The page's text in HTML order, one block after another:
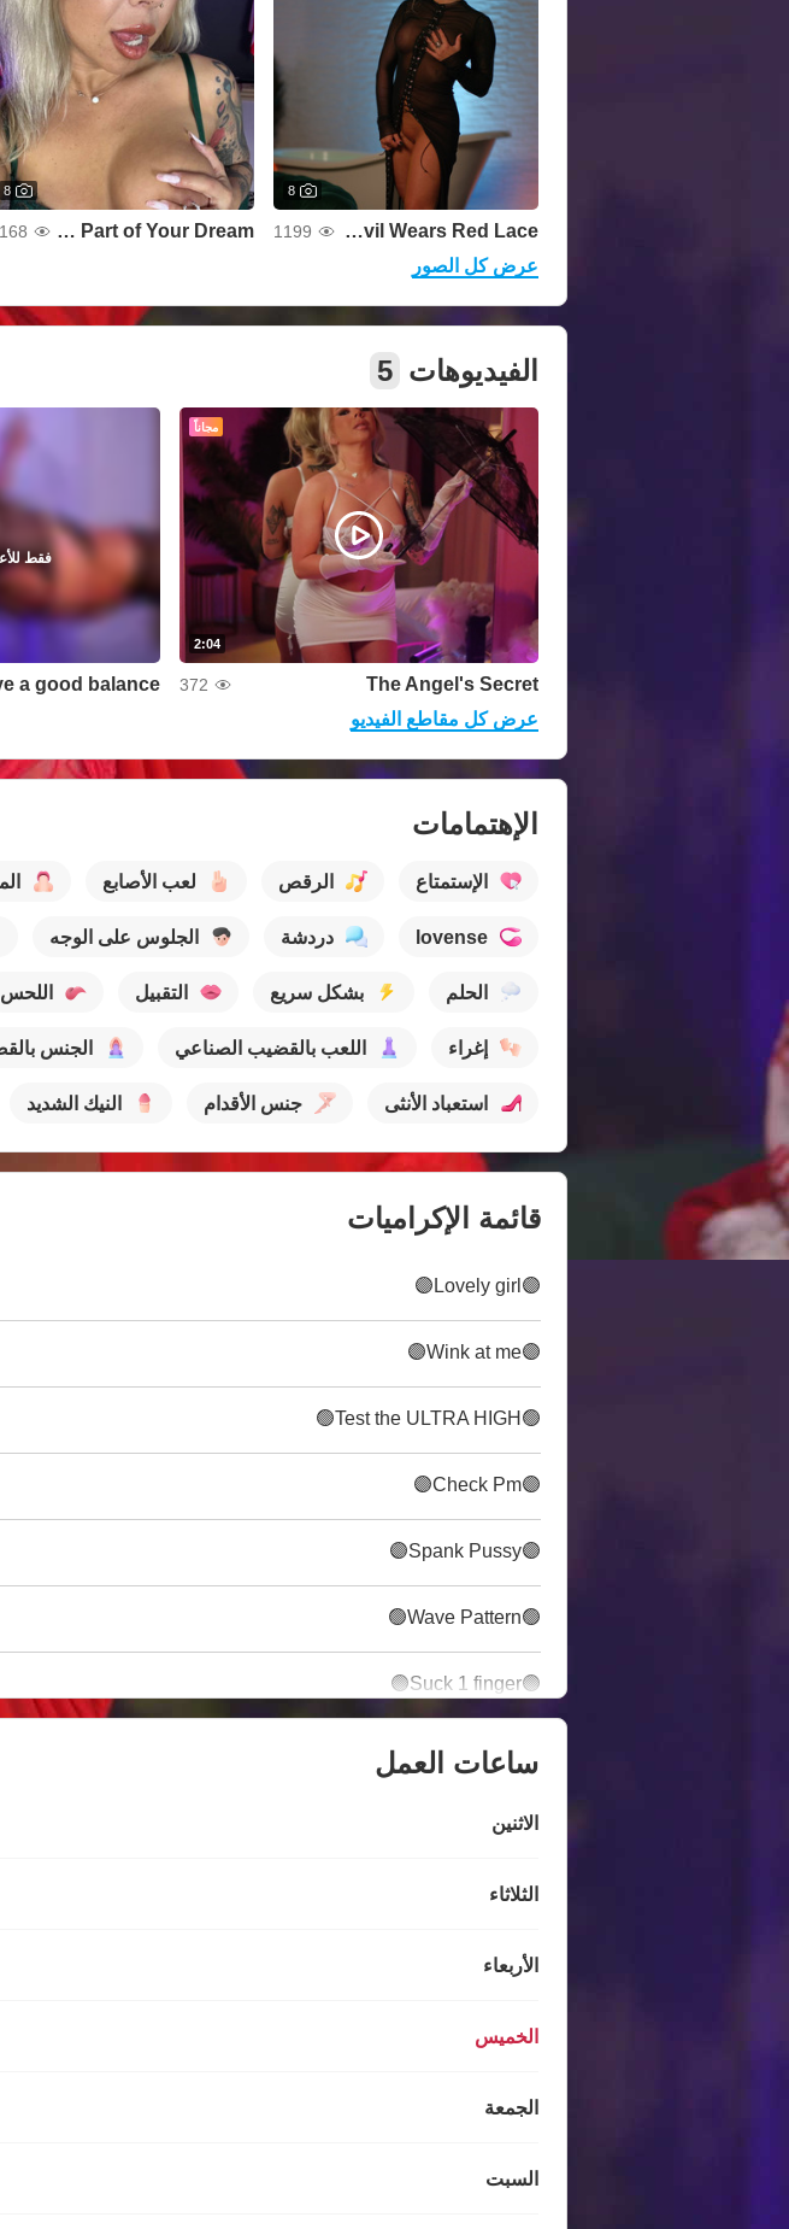
8
The Devil Wears Red Lace
1199
8
The Best Part of Your Dream
عرض كل الصور
الفيديوهات 5
مجاناً
2:04
The Angel's Secret
372
فقط
a good balance
عرض كل مقاطع الفيديو
الإهتمامات
الإستمتاع الرقص لعب الأصابع
lovense دردشة الجلوس على الوجه
الحلم بشكل سريع التقبيل اللحس
إغراء اللعب بالقضيب الصناعي الجنس
استعباد الأنثى جنس الأقدام النيك الشديد
قائمة الإكراميات
🟣Lovely girl🟣
🟣Wink at me🟣
🟢Test the ULTRA HIGH🟢
🟣Check Pm🟣
🟣Spank Pussy🟣
🟢Wave Pattern🟢
🟣Suck 1 finger🟣
ساعات العمل
الاثنين
الثلاثاء
الأربعاء
الخميس
الجمعة
السبت